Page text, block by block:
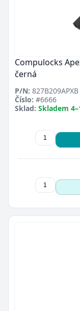
Compulocks
černá
P/N: 827B209APXB
Číslo: #6666
Sklad: Skladem